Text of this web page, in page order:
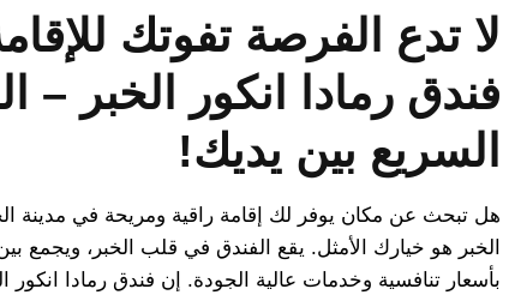
لا تدع الفرصة تفوتك
فندق رمادا انكور الخبر –
السريع بين يديك!
هل تبحث عن مكان يوفر لك إقامة راقية ومريحة في مدينة
الخبر هو خيارك الأمثل. يقع الفندق في قلب الخبر، ويجمع
بأسعار تنافسية وخدمات عالية الجودة. إن فندق رمادا انكور